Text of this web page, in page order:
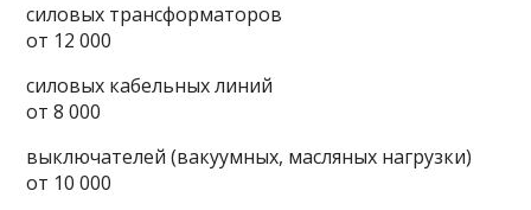
силовых трансформаторов
от 12 000
силовых кабельных линий
от 8 000
выключателей (вакуумных, масляных нагрузки)
от 10 000